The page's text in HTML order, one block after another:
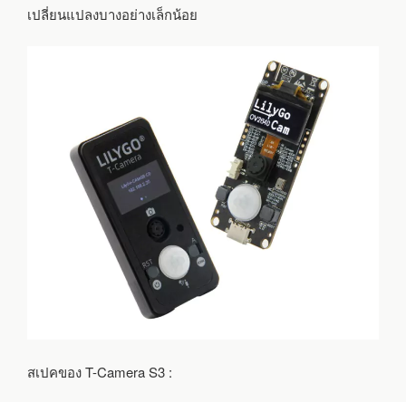
เปลี่ยนแปลงบางอย่างเล็กน้อย
สเปคของ T-Camera S3 :